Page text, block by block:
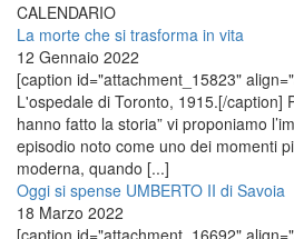
CALENDARIO
La morte che si trasforma in vita
12 Gennaio 2022
[caption id="attachment_15823"
L'ospedale di Toronto, 1915.[/caption]
hanno fatto la storia” vi proponiamo
episodio noto come uno dei momenti
moderna, quando [...]
Oggi si spense UMBERTO II di Savoia
18 Marzo 2022